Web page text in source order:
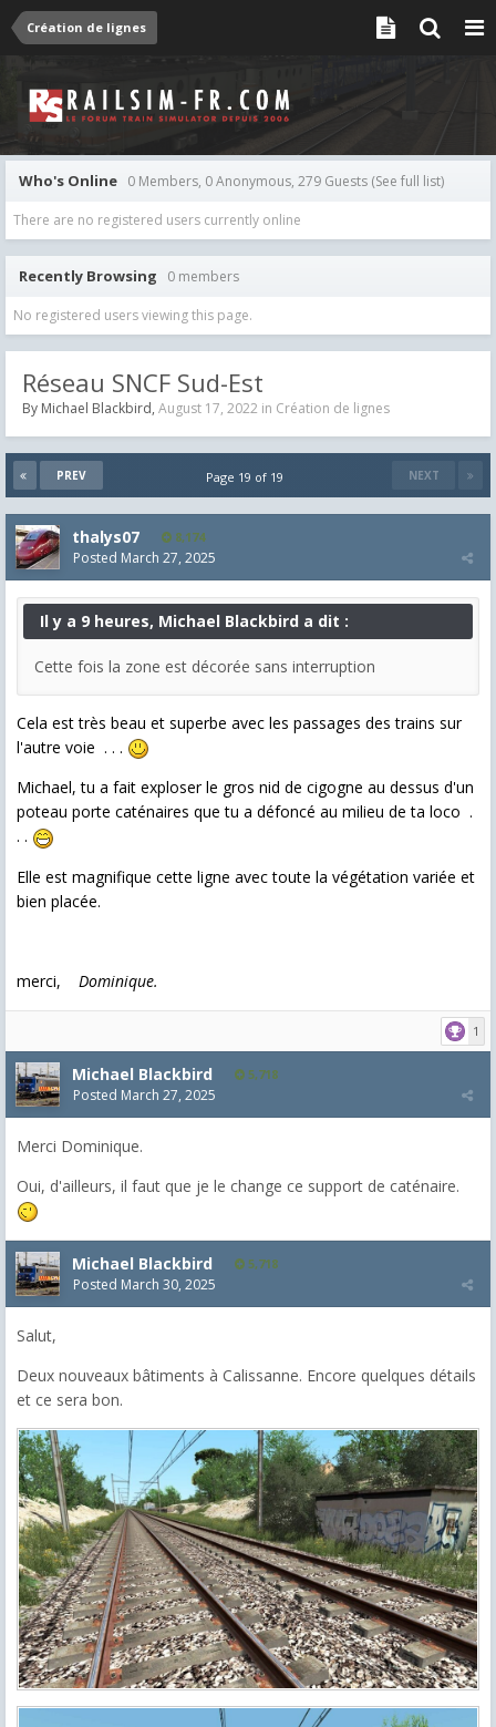
Création de lignes
Who's Online 0 Members, 0 Anonymous, 279 Guests (See full list)
There are no registered users currently online
Recently Browsing 0 members
No registered users viewing this page.
Réseau SNCF Sud-Est
By Michael Blackbird, August 17, 2022 in Création de lignes
PREV NEXT
Page 19 of 19
thalys07 8,174
Posted March 27, 2025
Il y a 9 heures, Michael Blackbird a dit :
Cette fois la zone est décorée sans interruption
Cela est très beau et superbe avec les passages des trains sur
l'autre voie . . .
Michael, tu a fait exploser le gros nid de cigogne au dessus d'un
poteau porte caténaires que tu a défoncé au milieu de ta loco .
. .
Elle est magnifique cette ligne avec toute la végétation variée et
bien placée.
merci, Dominique.
1
Michael Blackbird 5,718
Posted March 27, 2025
Merci Dominique.
Oui, d'ailleurs, il faut que je le change ce support de caténaire.
Michael Blackbird 5,718
Posted March 30, 2025
Salut,
Deux nouveaux bâtiments à Calissanne. Encore quelques détails
et ce sera bon.